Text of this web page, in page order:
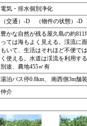
電気・排水個別浄化
（交通）-D （物件の状態）
豊かな自然が残る屋久島の約
っては海もよく見える。渓流に
もいて、生活はそれほど不便で
く使える。水道は渓流を利用する
別途、農地455㎡有
湯泊バス停0.8km、 南西側3m
仲介